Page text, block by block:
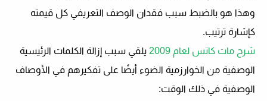
وهذا هو بالضبط سبب فقدان الوصف التعريفي كل قيمته
كإشارة ترتيب.
شرح مات كاتس لعام 2009
يلقي سبب إزالة الكلمات الرئيسية
الوصفية من الخوارزمية الضوء أيضًا على تفكيرهم في الأوصاف
الوصفية في ذلك الوقت: